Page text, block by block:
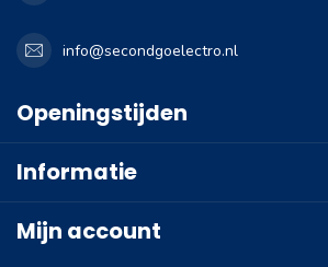
info@secondgoelectro.nl
Openingstijden
Informatie
Mijn account